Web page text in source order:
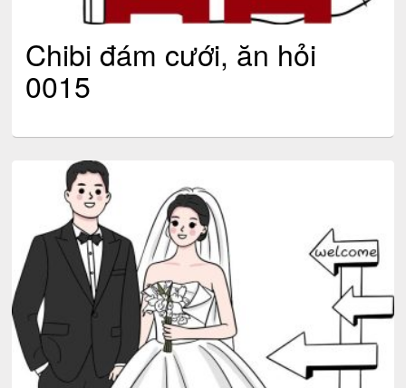
Chibi đám cưới, ăn hỏi
0015